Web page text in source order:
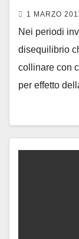
1 MARZO
Nei periodi
disequilibrio
collinare con
per effetto